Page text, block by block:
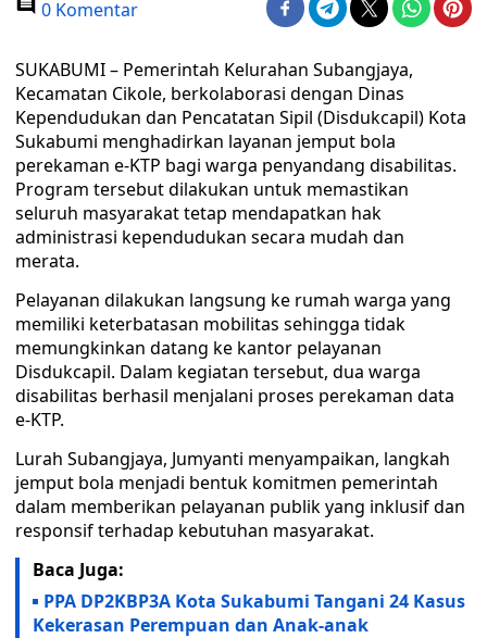
0 Komentar
SUKABUMI – Pemerintah Kelurahan Subangjaya,
Kecamatan Cikole, berkolaborasi dengan Dinas
Kependudukan dan Pencatatan Sipil (Disdukcapil) Kota
Sukabumi menghadirkan layanan jemput bola
perekaman e-KTP bagi warga penyandang disabilitas.
Program tersebut dilakukan untuk memastikan
seluruh masyarakat tetap mendapatkan hak
administrasi kependudukan secara mudah dan
merata.
Pelayanan dilakukan langsung ke rumah warga yang
memiliki keterbatasan mobilitas sehingga tidak
memungkinkan datang ke kantor pelayanan
Disdukcapil. Dalam kegiatan tersebut, dua warga
disabilitas berhasil menjalani proses perekaman data
e-KTP.
Lurah Subangjaya, Jumyanti menyampaikan, langkah
jemput bola menjadi bentuk komitmen pemerintah
dalam memberikan pelayanan publik yang inklusif dan
responsif terhadap kebutuhan masyarakat.
Baca Juga:
PPA DP2KBP3A Kota Sukabumi Tangani 24 Kasus
Kekerasan Perempuan dan Anak-anak